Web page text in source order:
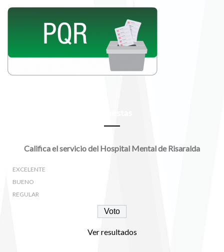
Califica el servicio del Hospital Mental de Risaralda
EXCELENTE
BUENO
REGULAR
Ver resultados